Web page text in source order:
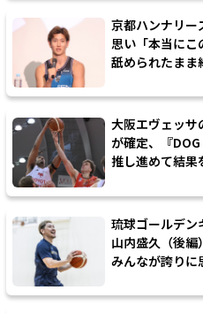
京都ハンナリー
思い「本当にこ
舐められたまま
大阪エヴェッサ
が確定、『
推し進めて結果
琉球ゴールデン
山内盛久（後編
みんなが誇りに